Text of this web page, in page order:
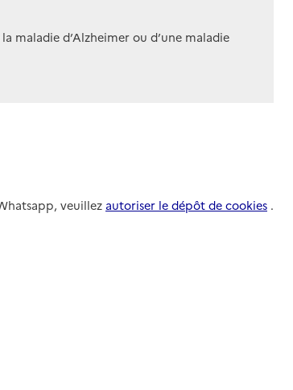
maladie d’Alzheimer ou d’une maladie
veuillez autoriser le dépôt de cookies .